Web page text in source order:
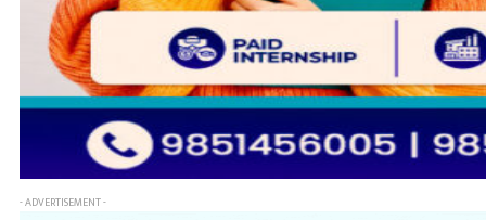
- ADVERTISEMENT -